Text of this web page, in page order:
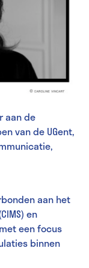
aan de
van de UGent,
aan het
en
een focus
binnen